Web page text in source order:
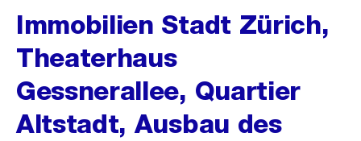
Immobilien Stadt Zürich,
Theaterhaus
Gessnerallee, Quartier
Altstadt, Ausbau des